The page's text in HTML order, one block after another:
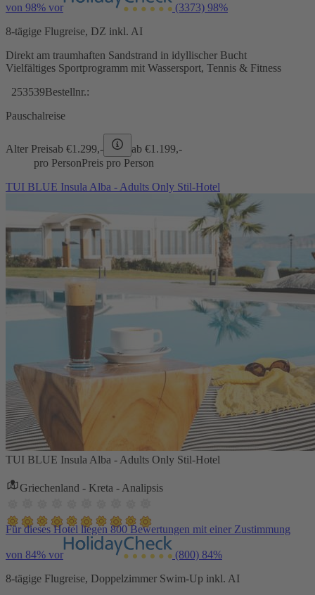
von 98% vor (3373) 98%
8-tägige Flugreise, DZ inkl. AI
Direkt am traumhaften Sandstrand in idyllischer Bucht
Vielfältiges Sportprogramm mit Wassersport, Tennis & Fitness
253539Bestellnr.:
Pauschalreise
Alter Preisab €1.299,- ab €1.199,-
pro PersonPreis pro Person
TUI BLUE Insula Alba - Adults Only Stil-Hotel
TUI BLUE Insula Alba - Adults Only Stil-Hotel
Griechenland - Kreta - Analipsis
Für dieses Hotel liegen 800 Bewertungen mit einer Zustimmung
von 84% vor (800) 84%
8-tägige Flugreise, Doppelzimmer Swim-Up inkl. AI